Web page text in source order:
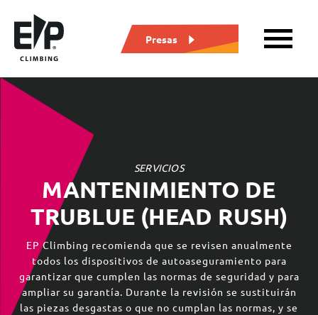
Presas
SERVICIOS
MANTENIMIENTO DE
TRUBLUE (HEAD RUSH)
EP Climbing recomienda que se revisen anualmente
todos los dispositivos de autoaseguramiento para
garantizar que cumplen las normas de seguridad y para
ampliar su garantía. Durante la revisión se sustituirán
las piezas desgastas o que no cumplan las normas, y se